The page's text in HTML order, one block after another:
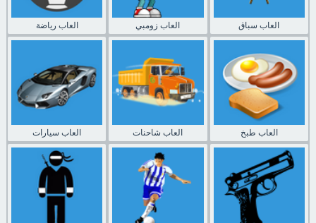
العاب رياضة العاب زومبي العاب سباق
العاب سيارات العاب شاحنات العاب طبخ